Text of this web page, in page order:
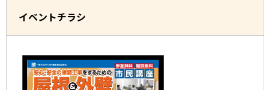
イベントチラシ